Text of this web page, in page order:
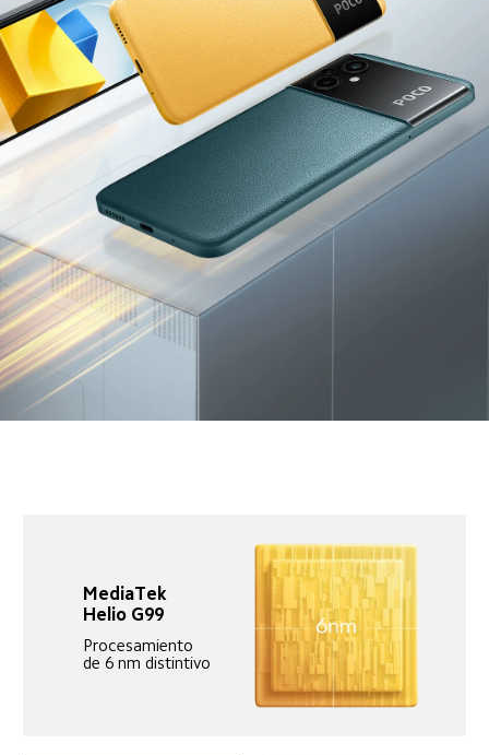
MediaTek
Helio G99
Procesamiento
de 6 nm distintivo